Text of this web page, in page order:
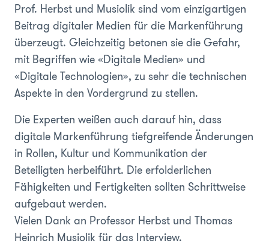
Prof. Herbst und Musiolik sind vom einzigartigen
Beitrag digitaler Medien für die Markenführung
überzeugt. Gleichzeitig betonen sie die Gefahr,
mit Begriffen wie «Digitale Medien» und
«Digitale Technologien», zu sehr die technischen
Aspekte in den Vordergrund zu stellen.
Die Experten weißen auch darauf hin, dass
digitale Markenführung tiefgreifende Änderungen
in Rollen, Kultur und Kommunikation der
Beteiligten herbeiführt. Die erfolderlichen
Fähigkeiten und Fertigkeiten sollten Schrittweise
aufgebaut werden.
Vielen Dank an Professor Herbst und Thomas
Heinrich Musiolik für das Interview.